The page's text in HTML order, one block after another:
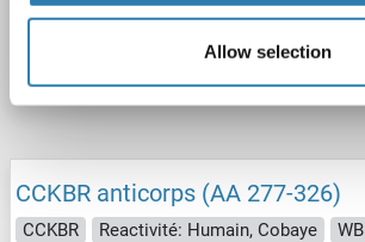
Allow selection
N° du produit ABIN7188594
Fiche technique
CCKBR anticorps (AA 277-326)
CCKBR Reactivité: Humain, Cobaye WB